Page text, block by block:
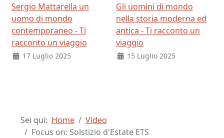
Sergio Mattarella un
uomo di mondo
contemporaneo - Ti
racconto un viaggio
17 Luglio 2025
Gli uomini di mondo
nella storia moderna ed
antica - Ti racconto un
viaggio
15 Luglio 2025
Sei qui: Home
Video
Focus on: Solstizio d'Estate ETS